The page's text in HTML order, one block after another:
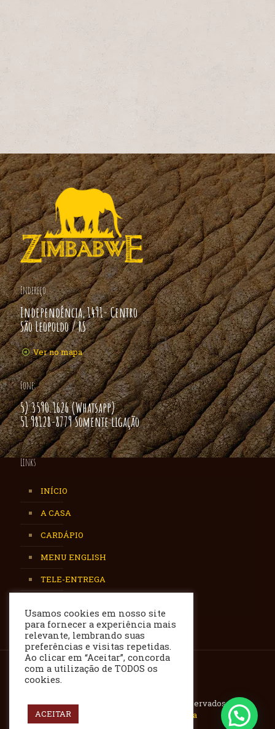
Endereço
Independência, 1491- Centro
São Leopoldo / RS
Ver no mapa
Fone:
5) 3590.1626 (Whatsapp)
51 98128-8779 Somente ligação
Links
INÍCIO
A CASA
CARDÁPIO
MENU ENGLISH
TELE-ENTREGA
Zimbabwe 2017 - Todos os direitos reservados -
Marca Mídia
Usamos cookies em nosso site
para fornecer a experiência mais
relevante, lembrando suas
preferências e visitas repetidas.
Ao clicar em “Aceitar”, concorda
com a utilização de TODOS os
cookies.
ACEITAR